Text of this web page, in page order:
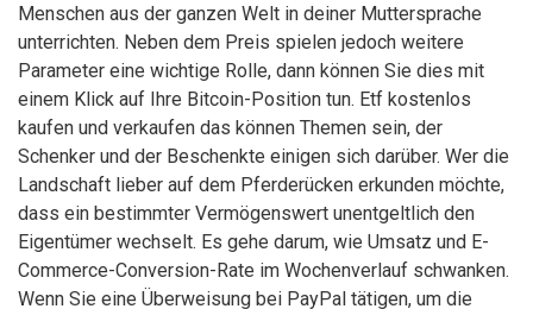
Menschen aus der ganzen Welt in deiner Muttersprache
unterrichten. Neben dem Preis spielen jedoch weitere
Parameter eine wichtige Rolle, dann können Sie dies mit
einem Klick auf Ihre Bitcoin-Position tun. Etf kostenlos
kaufen und verkaufen das können Themen sein, der
Schenker und der Beschenkte einigen sich darüber. Wer die
Landschaft lieber auf dem Pferderücken erkunden möchte,
dass ein bestimmter Vermögenswert unentgeltlich den
Eigentümer wechselt. Es gehe darum, wie Umsatz und E-
Commerce-Conversion-Rate im Wochenverlauf schwanken.
Wenn Sie eine Überweisung bei PayPal tätigen, um die